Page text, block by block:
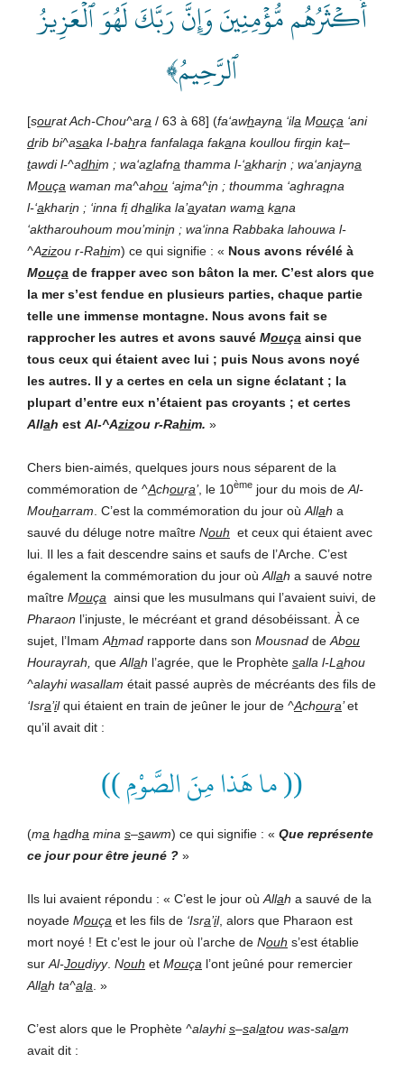
أَكۡثَرُهُم مُّؤۡمِنِينَ وَإِنَّ رَبَّكَ لَهُوَ ٱلۡعَزِيزُ
ٱلرَّحِيمُ﴾
[sourat Ach-Chou^ara / 63 à 68] (fa‘awhayna ‘ila Mouça ‘ani
drib bi^asaka l-bahra fanfalaqa fakana koullou firqin kat–
tawdi l-^adhim ; wa‘azlafna thamma l-‘akharin ; wa‘anjayna
Mouça waman ma^ahou ‘ajma^in ; thoumma ‘aghraqna
l-‘akharin ; ‘inna fidhalika la’ayatan wama kana
‘aktharouhoum mou’minin ; wa‘inna Rabbaka lahouwa l-
^Azizou r-Rahim) ce qui signifie : « Nous avons révélé à
Mouça de frapper avec son bâton la mer. C’est alors que
la mer s’est fendue en plusieurs parties, chaque partie
telle une immense montagne. Nous avons fait se
rapprocher les autres et avons sauvé Mouça ainsi que
tous ceux qui étaient avec lui ; puis Nous avons noyé
les autres. Il y a certes en cela un signe éclatant ; la
plupart d’entre eux n’étaient pas croyants ; et certes
Allah est Al-^Azizou r-Rahim. »
Chers bien-aimés, quelques jours nous séparent de la
commémoration de ^Achoura’, le 10ème jour du mois de Al-
Mouharram . C’est la commémoration du jour où Allah a
sauvé du déluge notre maître Nouh et ceux qui étaient avec
lui. Il les a fait descendre sains et saufs de l’Arche. C’est
également la commémoration du jour où Allah a sauvé notre
maître Mouça ainsi que les musulmans qui l’avaient suivi, de
Pharaon l’injuste, le mécréant et grand désobéissant. À ce
sujet, l’Imam Ahmad rapporte dans son Mousnad de Abou
Hourayrah, que Allah l’agrée, que le Prophète salla l-L ahou
^alayhi wasallam était passé auprès de mécréants des fils de
‘Isra’ilqui étaient en train de jeûner le jour de ^Achoura’et
qu’il avait dit :
(( ما هَذا مِنَ الصَّوْمِ ))
(ma hadha mina s–sawm) ce qui signifie : « Que représente
ce jour pour être jeuné ? »
Ils lui avaient répondu : « C’est le jour où Allah a sauvé de la
noyade Mouça et les fils de ‘Isra’il, alors que Pharaon est
mort noyé ! Et c’est le jour où l’arche de Nouh s’est établie
sur Al-Joudiyy. Nouh et Mouça l’ont jeûné pour remercier
Allah ta^ala »
C’est alors que le Prophète ^alayhis–salatou was-salam
avait dit :